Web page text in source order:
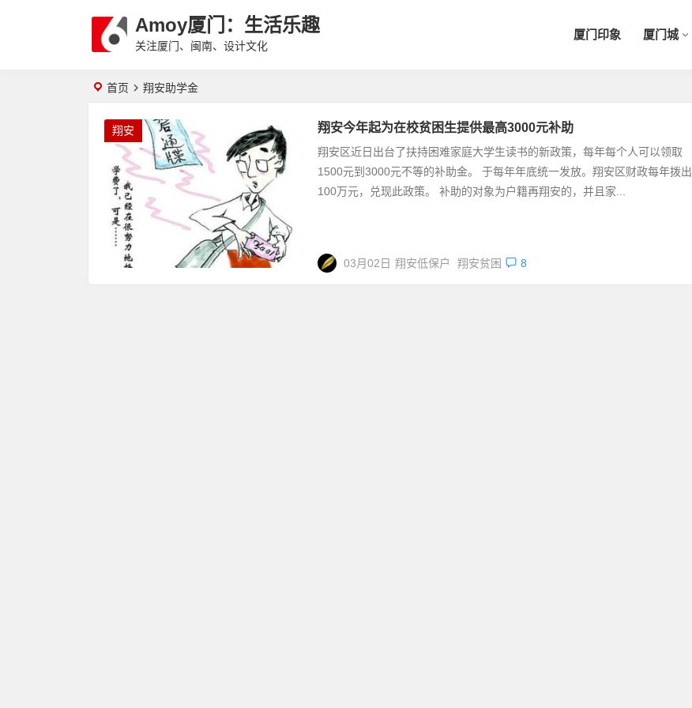
Amoy厦门：生活乐趣
关注厦门、闽南、设计文化
厦门印象 厦门城
首页 翔安助学金
翔安 翔安今年起为在校贫困生提供最高3000元补助
翔安区近日出台了扶持困难家庭大学生读书的新政策，每年每个人可以领取
1500元到3000元不等的补助金。 于每年年底统一发放。翔安区财政每年拨出
100万元，兑现此政策。 补助的对象为户籍再翔安的，并且家...
03月02日 翔安低保户 翔安贫困 8